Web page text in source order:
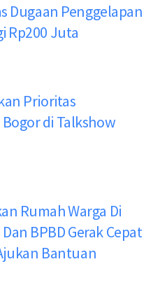
Dugaan Penggelapan
Rp200 Juta
Prioritas
di Talkshow
Rumah Warga Di
BPBD Gerak Cepat
Bantuan